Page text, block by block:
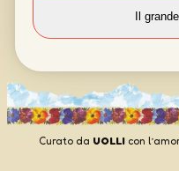
Curato da UOLLIcon